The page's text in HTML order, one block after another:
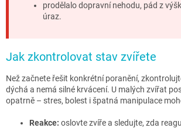
prodělalo dopravní nehodu, pád z
úraz.
Jak zkontrolovat stav zvířete
Než začnete řešit konkrétní poranění,
dýchá a nemá silné krvácení. U malých zvířat
opatrně – stres, bolest i špatná manipulace
Reakce: oslovte zvíře a sledujte, zda